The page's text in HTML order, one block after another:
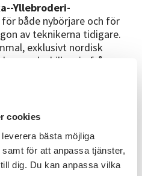
cookies
bästa möjliga
för att anpassa tjänster,
dig. Du kan anpassa vilka
Yllebroderi-
för både nybörjare och för
av teknikerna tidigare.
exklusivt nordisk
och skiljer sig från
lär du dig tekniken och
och mångfacetterad
det något vackrare än
eller väska?